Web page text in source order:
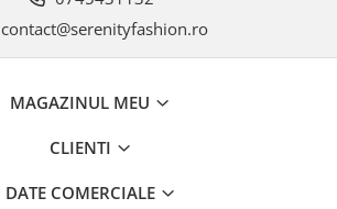
contact@serenityfashion.ro
MAGAZINUL MEU
CLIENTI
DATE COMERCIALE